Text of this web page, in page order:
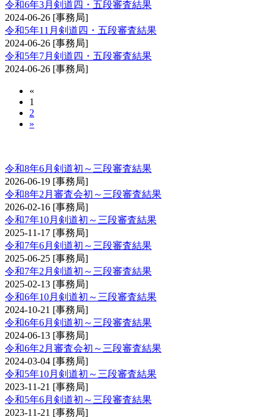
令和6年3月剣道四・五段審査結果
2024-06-26 [事務局]
令和5年11月剣道四・五段審査結果
2024-06-26 [事務局]
令和5年7月剣道四・五段審査結果
2024-06-26 [事務局]
«
1
2
»
令和8年6月剣道初～三段審査結果
2026-06-19 [事務局]
令和8年2月審査会初～三段審査結果
2026-02-16 [事務局]
令和7年10月剣道初～三段審査結果
2025-11-17 [事務局]
令和7年6月剣道初～三段審査結果
2025-06-25 [事務局]
令和7年2月剣道初～三段審査結果
2025-02-13 [事務局]
令和6年10月剣道初～三段審査結果
2024-10-21 [事務局]
令和6年6月剣道初～三段審査結果
2024-06-13 [事務局]
令和6年2月審査会初～三段審査結果
2024-03-04 [事務局]
令和5年10月剣道初～三段審査結果
2023-11-21 [事務局]
令和5年6月剣道初～三段審査結果
2023-11-21 [事務局]